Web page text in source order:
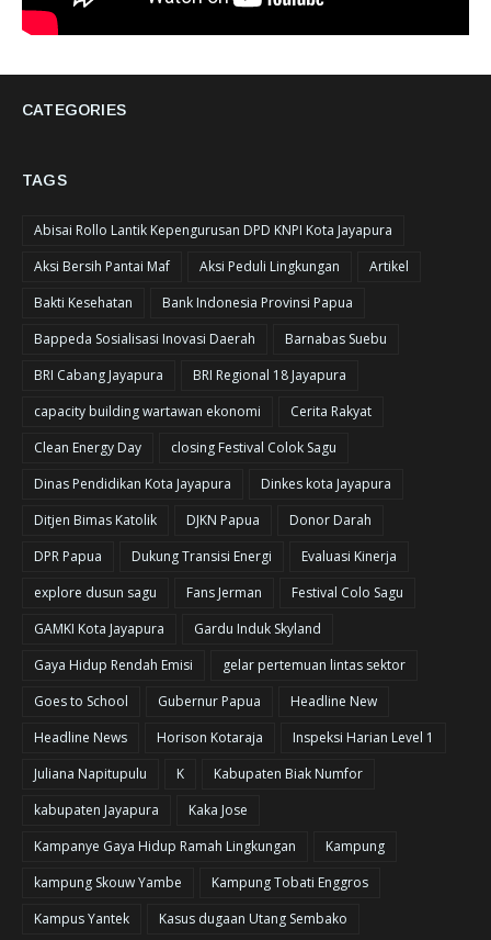
CATEGORIES
TAGS
Abisai Rollo Lantik Kepengurusan DPD KNPI Kota Jayapura
Aksi Bersih Pantai Maf
Aksi Peduli Lingkungan
Artikel
Bakti Kesehatan
Bank Indonesia Provinsi Papua
Bappeda Sosialisasi Inovasi Daerah
Barnabas Suebu
BRI Cabang Jayapura
BRI Regional 18 Jayapura
capacity building wartawan ekonomi
Cerita Rakyat
Clean Energy Day
closing Festival Colok Sagu
Dinas Pendidikan Kota Jayapura
Dinkes kota Jayapura
Ditjen Bimas Katolik
DJKN Papua
Donor Darah
DPR Papua
Dukung Transisi Energi
Evaluasi Kinerja
explore dusun sagu
Fans Jerman
Festival Colo Sagu
GAMKI Kota Jayapura
Gardu Induk Skyland
Gaya Hidup Rendah Emisi
gelar pertemuan lintas sektor
Goes to School
Gubernur Papua
Headline New
Headline News
Horison Kotaraja
Inspeksi Harian Level 1
Juliana Napitupulu
K
Kabupaten Biak Numfor
kabupaten Jayapura
Kaka Jose
Kampanye Gaya Hidup Ramah Lingkungan
Kampung
kampung Skouw Yambe
Kampung Tobati Enggros
Kampus Yantek
Kasus dugaan Utang Sembako